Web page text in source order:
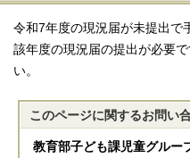
令和7年度の現況届が未提出で
該年度の現況届の提出が必要
い。
このページに関するお問い
教育部子ども課児童グルー